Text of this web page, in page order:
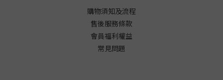
購物須知及流程
售後服務條款
會員福利權益
常見問題